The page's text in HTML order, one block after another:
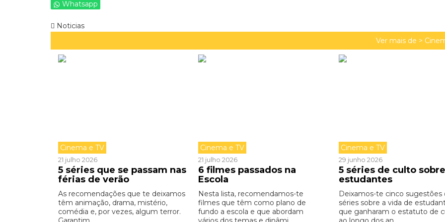
Whatsapp
Noticias
Ver mais de >
Cinema e TV
21 julho 2026
5 séries que se passam nas
férias de verão
As recomendações que te deixamos
têm animação, drama, mistério,
comédia e, por vezes, algum terror.
Cinema e TV
21 julho 2026
6 filmes passados na
Escola
Nesta lista, recomendamos-te
filmes que têm como plano de
fundo a escola e que abordam
Cinema e TV
29 junho 2026
5 séries de culto sobre
estudantes
Deixamos-te cinco sugestões
séries sobre a vida de
que ganharam o estatuto de